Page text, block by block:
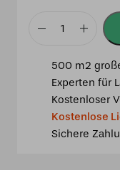
Tiffany
Away
Menge
500 m2
Experten für
Kostenloser
Kostenlose
Sichere